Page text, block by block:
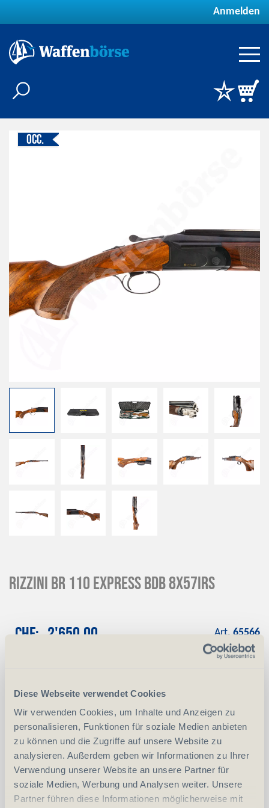
Diese Webseite verwendet Cookies
Wir verwenden Cookies, um Inhalte und Anzeigen zu
personalisieren, Funktionen für soziale Medien anbieten
zu können und die Zugriffe auf unsere Website zu
analysieren. Außerdem geben wir Informationen zu Ihrer
Verwendung unserer Website an unsere Partner für
soziale Medien, Werbung und Analysen weiter. Unsere
Partner führen diese Informationen möglicherweise mit
Anmelden
Occ.
Rizzini BR 110 Express BDB 8x57IRS
CHF 2'650.00
wir das gewünschte Produkt
Anzahlung+ CHF 265.00
Art. 65566
vergleichen
Anzahl Stück - +
In den Warenkorb